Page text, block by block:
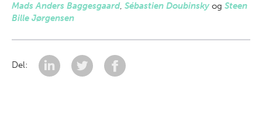
Mads Anders Baggesgaard, Sébastien Doubinsky og Steen
Bille Jørgensen
Del: